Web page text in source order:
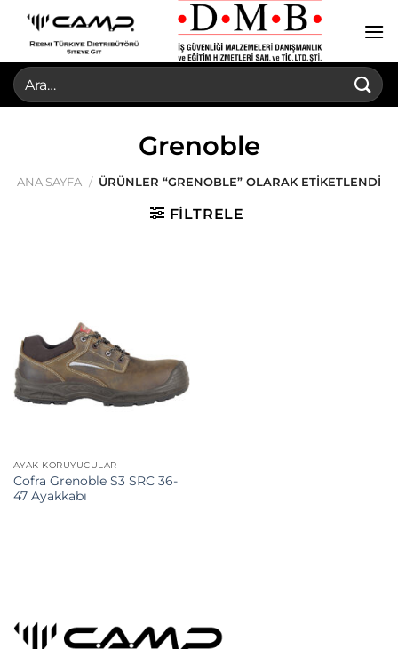
İçeriğe
Ara:
Grenoble
ANA SAYFA / ÜRÜNLER “GRENOBLE” OLARAK ETIKETLENDI
FILTRELE
AYAK KORUYUCULAR
Cofra Grenoble S3 SRC 36-
47 Ayakkabı